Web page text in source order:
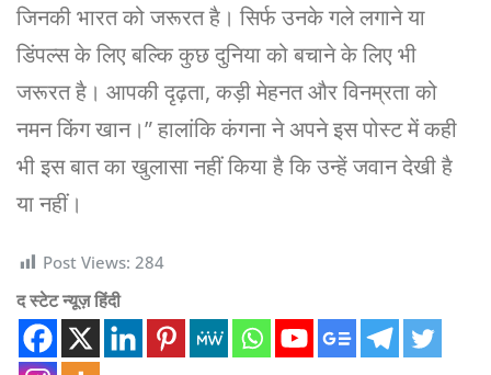
जिनकी भारत को जरूरत है। सिर्फ उनके गले लगाने या
डिंपल्स के लिए बल्कि कुछ दुनिया को बचाने के लिए भी
जरूरत है। आपकी दृढ़ता, कड़ी मेहनत और विनम्रता को
नमन किंग खान।” हालांकि कंगना ने अपने इस पोस्ट में कही
भी इस बात का खुलासा नहीं किया है कि उन्हें जवान देखी है
या नहीं।
Post Views: 284
द स्टेट न्यूज़ हिंदी